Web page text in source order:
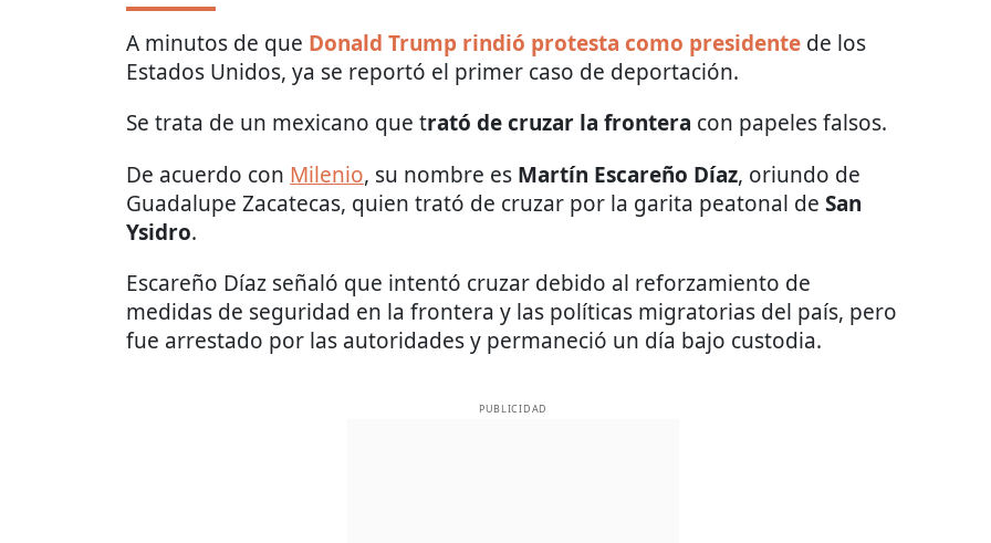
A minutos de que Donald Trump rindió protesta como presidente de los
Estados Unidos, ya se reportó el primer caso de deportación.
Se trata de un mexicano que trató de cruzar la frontera con papeles falsos.
De acuerdo con Milenio, su nombre es Martín Escareño Díaz, oriundo de
Guadalupe Zacatecas, quien trató de cruzar por la garita peatonal de San
Ysidro.
Escareño Díaz señaló que intentó cruzar debido al reforzamiento de
medidas de seguridad en la frontera y las políticas migratorias del país, pero
fue arrestado por las autoridades y permaneció un día bajo custodia.
PUBLICIDAD